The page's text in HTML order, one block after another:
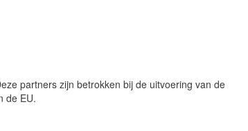
partners zijn betrokken bij de uitvoering van de
de EU.